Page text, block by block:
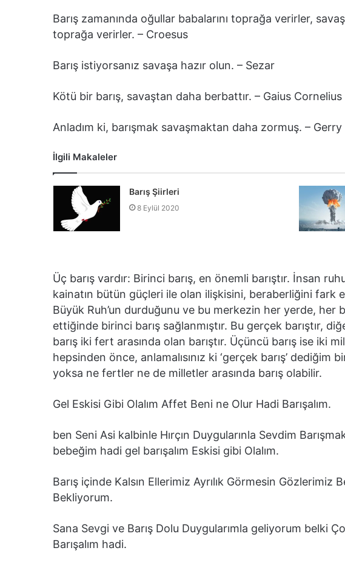
Barış zamanında oğullar babalarını toprağa verirler,
toprağa verirler. – Croesus
Barış istiyorsanız savaşa hazır olun. – Sezar
Kötü bir barış, savaştan daha berbattır. – Gaius
Anladım ki, barışmak savaşmaktan daha zormuş. –
İlgili Makaleler
Barış Şiirleri
8 Eylül 2020
Üç barış vardır: Birinci barış, en önemli barıştır. İnsan
kainatın bütün güçleri ile olan ilişkisini, beraberliğini fark
Büyük Ruh’un durduğunu ve bu merkezin her yerde, her
ettiğinde birinci barış sağlanmıştır. Bu gerçek barıştır,
barış iki fert arasında olan barıştır. Üçüncü barış ise iki
hepsinden önce, anlamalısınız ki ‘gerçek barış’ dediğim
yoksa ne fertler ne de milletler arasında barış olabilir.
Gel Eskisi Gibi Olalım Affet Beni ne Olur Hadi Barışalım.
ben Seni Asi kalbinle Hırçın Duygularınla Sevdim
bebeğim hadi gel barışalım Eskisi gibi Olalım.
Barış içinde Kalsın Ellerimiz Ayrılık Görmesin Gözlerimiz
Bekliyorum.
Sana Sevgi ve Barış Dolu Duygularımla geliyorum belki
Barışalım hadi.